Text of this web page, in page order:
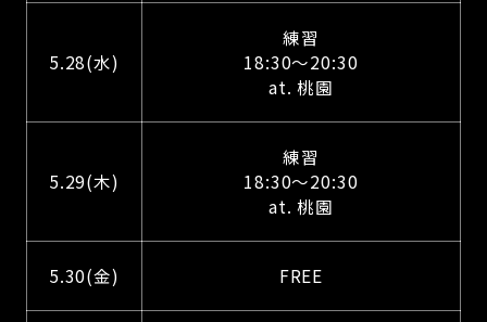
5.28(水)
練習
18:30～20:30
at. 桃園
5.29(木)
練習
18:30～20:30
at. 桃園
5.30(金) FREE